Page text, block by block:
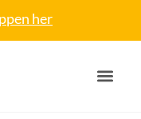
her